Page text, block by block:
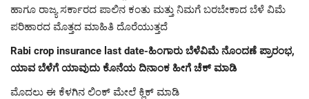
ಹಾಗೂ ರಾಜ್ಯ ಸರ್ಕಾರದ ಪಾಲಿನ ಕಂತು ಮತ್ತು ನಿಮಗೆ ಬರಬೇಕಾದ ಬೆಳೆ ವಿಮೆ
ಪರಿಹಾರದ ಮೊತ್ತದ ಮಾಹಿತಿ ದೊರೆಯುತ್ತದೆ
Rabi crop insurance last date-ಹಿಂಗಾರು ಬೆಳೆವಿಮೆ ನೊಂದಣೆ ಪ್ರಾರಂಭ,
ಯಾವ ಬೆಳೆಗೆ ಯಾವುದು ಕೊನೆಯ ದಿನಾಂಕ ಹೀಗೆ ಚೆಕ್ ಮಾಡಿ
ಮೊದಲು ಈ ಕೆಳಗಿನ ಲಿಂಕ್ ಮೇಲೆ ಕ್ಲಿಕ್ ಮಾಡಿ